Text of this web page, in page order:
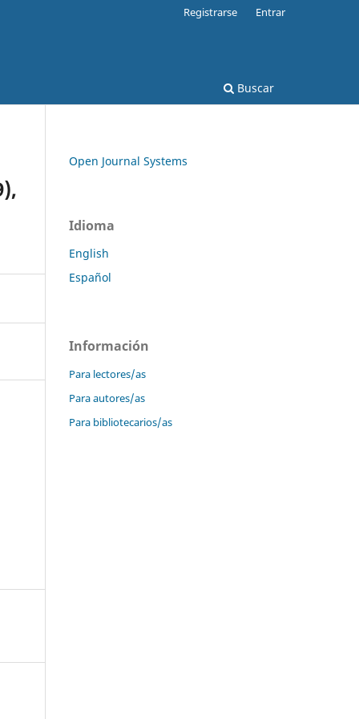
Buscar
Registrarse Entrar
Open Journal Systems
Idioma
English
Español
Información
Para lectores/as
Para autores/as
Para bibliotecarios/as